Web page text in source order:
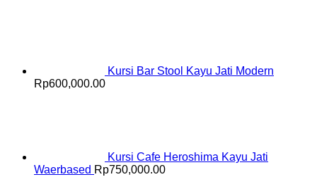
Kursi Bar Stool Kayu Jati Modern
Rp600,000.00
Kursi Cafe Heroshima Kayu Jati
Waerbased Rp750,000.00